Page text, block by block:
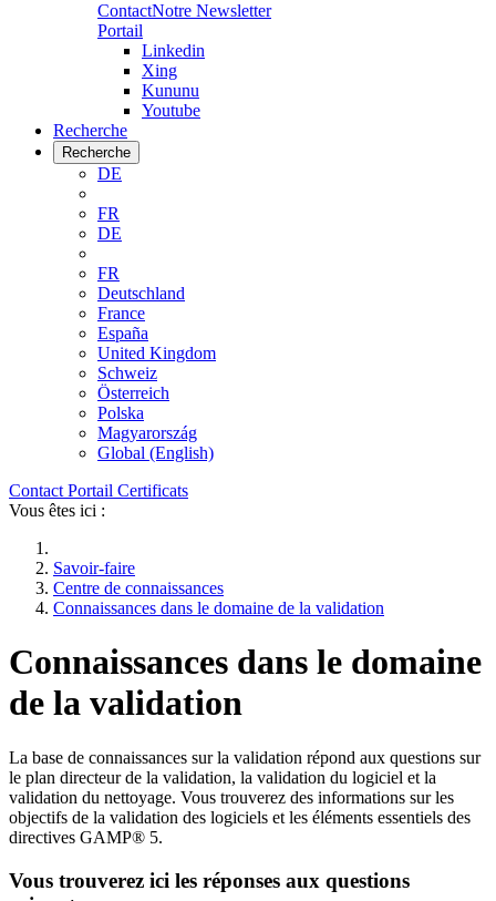
ContactNotre Newsletter
Portail
Linkedin
Xing
Kununu
Youtube
Recherche
Recherche
DE
FR
DE
FR
Deutschland
France
España
United Kingdom
Schweiz
Österreich
Polska
Magyarország
Global (English)
Contact Portail Certificats
Vous êtes ici :
Savoir-faire
Centre de connaissances
Connaissances dans le domaine de la validation
Connaissances dans le domaine
de la validation
La base de connaissances sur la validation répond aux questions sur
le plan directeur de la validation, la validation du logiciel et la
validation du nettoyage. Vous trouverez des informations sur les
objectifs de la validation des logiciels et les éléments essentiels des
directives GAMP® 5.
Vous trouverez ici les réponses aux questions